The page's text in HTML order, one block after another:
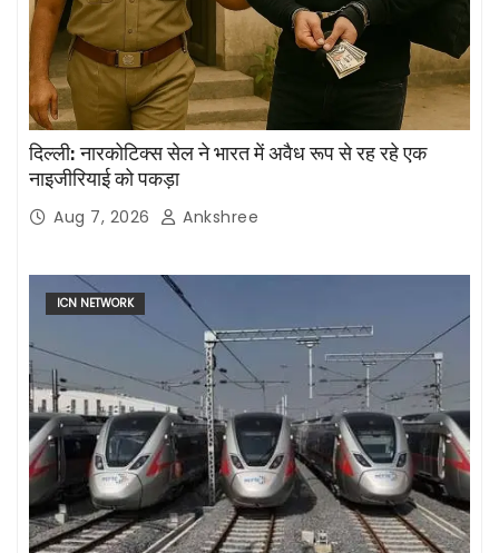
दिल्ली: नारकोटिक्स सेल ने भारत में अवैध रूप से रह रहे एक
नाइजीरियाई को पकड़ा
Aug 7, 2026 Ankshree
ICN NETWORK